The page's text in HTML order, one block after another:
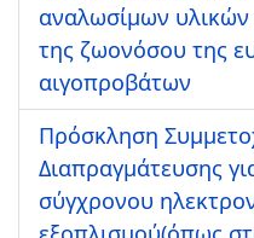
αναλωσίμων υλικών
της ζωονόσου της
αιγοπροβάτων
Πρόσκληση
Διαπραγμάτευσης
σύγχρονου